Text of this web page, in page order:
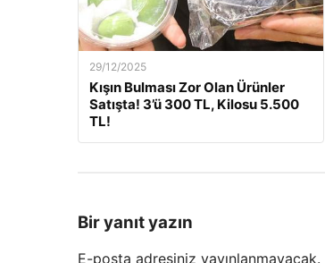
29/12/2025
Kışın Bulması Zor Olan Ürünler
Satışta! 3’ü 300 TL, Kilosu 5.500
TL!
Bir yanıt yazın
E-posta adresiniz yayınlanmayacak.